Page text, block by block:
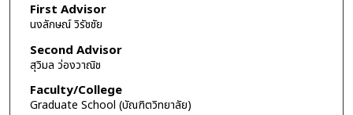
First Advisor
นงลักษณ์ วิรัชชัย
Second Advisor
สุวิมล ว่องวาณิช
Faculty/College
Graduate School (บัณฑิตวิทยาลัย)